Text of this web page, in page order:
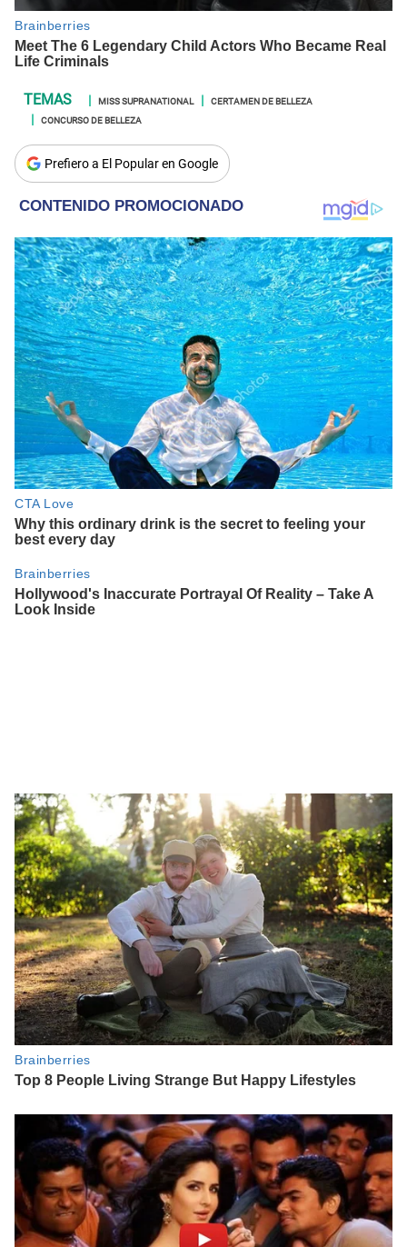
MISS SUPRANATIONAL
CERTAMEN DE BELLEZA
CONCURSO DE BELLEZA
Prefiero a El Popular en Google